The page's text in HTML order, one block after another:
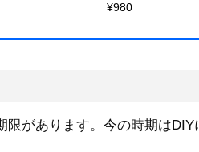
¥980
があります。今の時期は